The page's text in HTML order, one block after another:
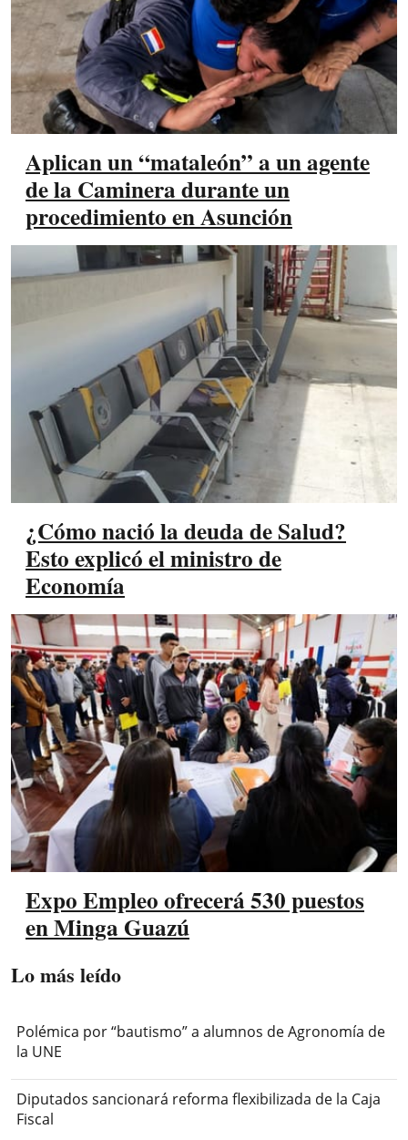
Aplican un “mataleón” a un agente
de la Caminera durante un
procedimiento en Asunción
¿Cómo nació la deuda de Salud?
Esto explicó el ministro de
Economía
Expo Empleo ofrecerá 530 puestos
en Minga Guazú
Lo más leído
Polémica por “bautismo” a alumnos de Agronomía de
la UNE
Diputados sancionará reforma flexibilizada de la Caja
Fiscal